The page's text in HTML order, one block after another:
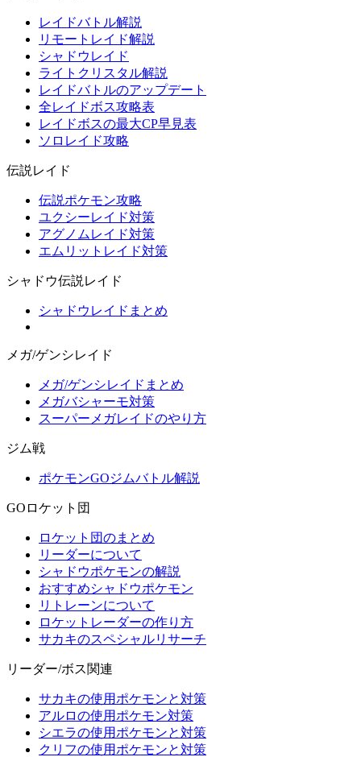
レイドバトル解説
リモートレイド解説
シャドウレイド
ライトクリスタル解説
レイドバトルのアップデート
全レイドボス攻略表
レイドボスの最大CP早見表
ソロレイド攻略
伝説レイド
伝説ポケモン攻略
ユクシーレイド対策
アグノムレイド対策
エムリットレイド対策
シャドウ伝説レイド
シャドウレイドまとめ
メガ/ゲンシレイド
メガ/ゲンシレイドまとめ
メガバシャーモ対策
スーパーメガレイドのやり方
ジム戦
ポケモンGOジムバトル解説
GOロケット団
ロケット団のまとめ
リーダーについて
シャドウポケモンの解説
おすすめシャドウポケモン
リトレーンについて
ロケットレーダーの作り方
サカキのスペシャルリサーチ
リーダー/ボス関連
サカキの使用ポケモンと対策
アルロの使用ポケモン対策
シエラの使用ポケモンと対策
クリフの使用ポケモンと対策